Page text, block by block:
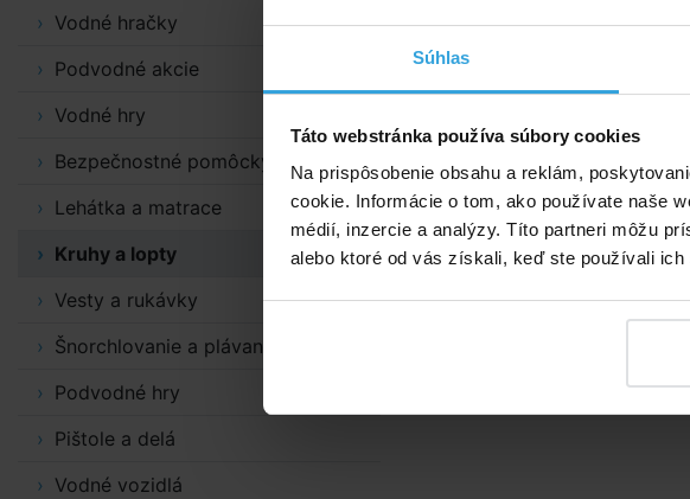
Súhlas
Táto webstránka používa súbory cookies
Na prispôsobenie obsahu a reklám,
cookie. Informácie o tom, ako používate naše
médií, inzercie a analýzy. Títo partneri môžu
alebo ktoré od vás získali, keď ste používali ich
zabraňujú samovoľnému
Farebné prevedenie modré
Vodné hračky
Podvodné akcie
Vodné hry
Bezpečnostné pomôcky
Lehátka a matrace
Kruhy a lopty
Vesty a rukávky
Šnorchlovanie a plávanie
Podvodné hry
Pištole a delá
Vodné vozidlá